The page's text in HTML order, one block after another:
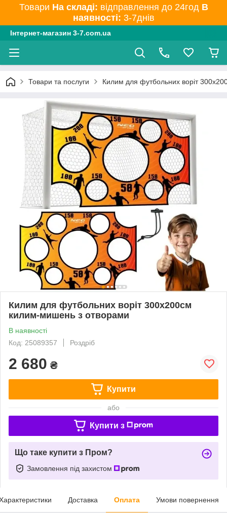
Товари На складі: відправлення до 24год В
наявності: 3-7днів
Інтернет-магазин 3-7.com.ua
Товари та послуги Килим для футбольних воріт
Килим для футбольних воріт 300x200см
килим-мишень з отворами
В наявності
Код: 25089357
Роздріб
2 680 ₴
Купити
або
Купити з
Що таке купити з Пром?
Замовлення під захистом
Доставка Оплата Умови повернення